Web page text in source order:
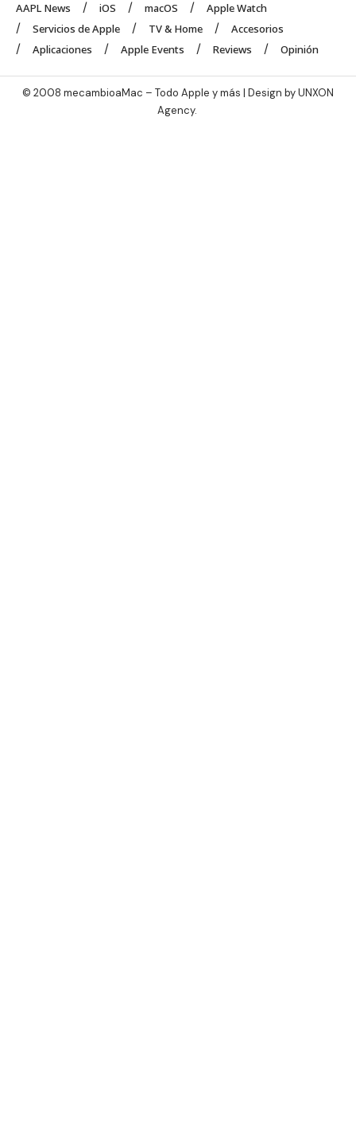
AAPL News iOS macOS
Apple Watch
Servicios de Apple
TV & Home
Accesorios
Aplicaciones
Apple Events Reviews Opinión
© 2008 mecambioaMac – Todo Apple y más | Design byUNXON
Agency.